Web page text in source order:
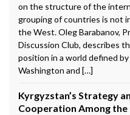
on the structure of the
grouping of countries is not
the West. Oleg Barabanov,
Discussion Club, describes
position in a world defined
Washington and […]
Kyrgyzstan’s Strategy
Cooperation Among the